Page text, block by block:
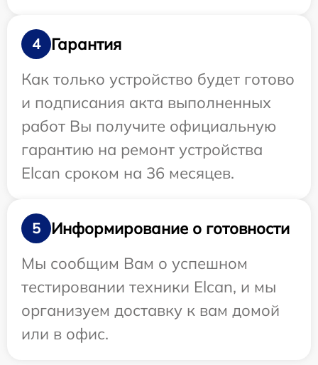
4
Гарантия
Как только устройство будет готово
и подписания акта выполненных
работ Вы получите официальную
гарантию на ремонт устройства
Elcan сроком на 36 месяцев.
5
Информирование о готовности
Мы сообщим Вам о успешном
тестировании техники Elcan, и мы
организуем доставку к вам домой
или в офис.